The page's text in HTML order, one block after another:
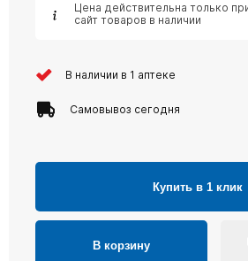
Цена действительна только
сайт товаров в наличии
В наличии в 1 аптеке
Самовывоз сегодня
Купить в 1 клик
В корзину